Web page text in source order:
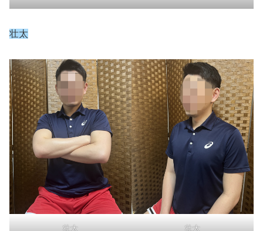
壮太
壮太 壮太